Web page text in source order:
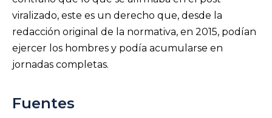
viralizado, este es un derecho que, desde la
redacción original de la normativa, en 2015, podían
ejercer los hombres y podía acumularse en
jornadas completas.
Fuentes